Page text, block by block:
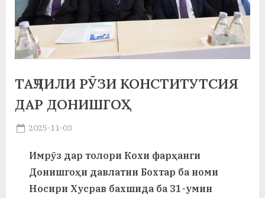
а
н
о
м
с
ТАҶЛИЛИ РӮЗИ КОНСТИТУТСИЯ
ДАР ДОНИШГОҲ
Posted
2025-11-03
Имрӯз дар толори Кохи фарҳанги
Донишгоҳи давлатии Бохтар ба номи
Носири Хусрав бахшида ба 31-умин